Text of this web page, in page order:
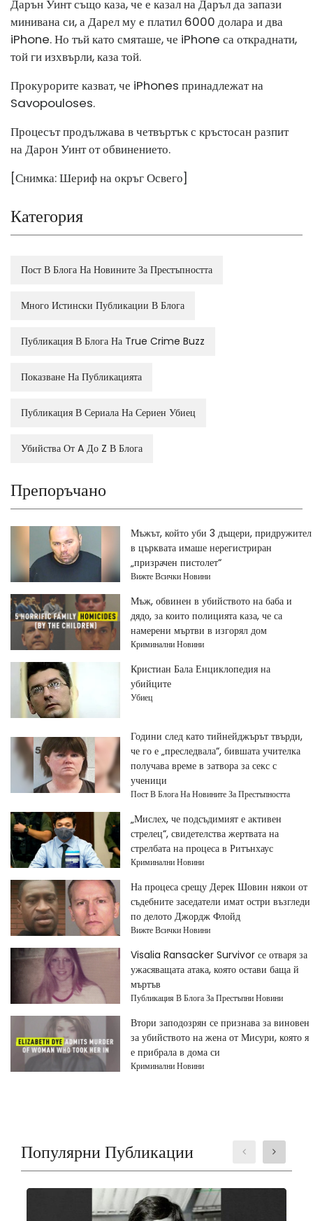
Дарън Уинт също каза, че е казал на Даръл да запази
минивана си, а Дарел му е платил 6000 долара и два
iPhone. Но тъй като смяташе, че iPhone са откраднати,
той ги изхвърли, каза той.
Прокурорите казват, че iPhones принадлежат на
Savopouloses.
Процесът продължава в четвъртък с кръстосан разпит
на Дарон Уинт от обвинението.
[Снимка: Шериф на окръг Освего]
Категория
Пост В Блога На Новините За Престъпността
Много Истински Публикации В Блога
Публикация В Блога На True Crime Buzz
Показване На Публикацията
Публикация В Сериала На Сериен Убиец
Убийства От A До Z В Блога
Препоръчано
Мъжът, който уби 3 дъщери, придружител
в църквата имаше нерегистриран
„призрачен пистолет“
Вижте Всички Новини
Мъж, обвинен в убийството на баба и
дядо, за които полицията каза, че са
намерени мъртви в изгорял дом
Криминални Новини
Кристиан Бала Енциклопедия на
убийците
Убиец
Години след като тийнейджърът твърди,
че го е „преследвала“, бившата учителка
получава време в затвора за секс с
ученици
Пост В Блога На Новините За Престъпността
„Мислех, че подсъдимият е активен
стрелец“, свидетелства жертвата на
стрелбата на процеса в Ритънхаус
Криминални Новини
На процеса срещу Дерек Шовин някои от
съдебните заседатели имат остри възгледи
по делото Джордж Флойд
Вижте Всички Новини
Visalia Ransacker Survivor се отваря за
ужасяващата атака, която остави баща й
мъртъв
Публикация В Блога За Престъпни Новини
Втори заподозрян се признава за виновен
за убийството на жена от Мисури, която я
е прибрала в дома си
Криминални Новини
Популярни Публикации